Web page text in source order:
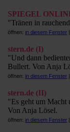
SPIEGEL
"Tränen in
öffnen: in diesem Fenster |
stern.de (I)
"Und dann
Bullert. Von Anja
öffnen: in diesem Fenster |
stern.de (II)
"Es geht um
Von Anja Lösel.
öffnen: in diesem Fenster |